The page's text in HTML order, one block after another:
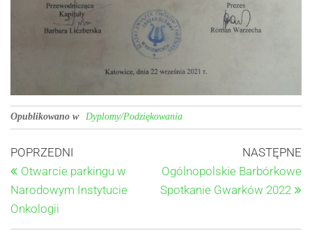
Opublikowano w Dyplomy/Podziękowania
POPRZEDNI
Otwarcie parkingu w
Narodowym Instytucie
Onkologii
NASTĘPNE
Ogólnopolskie Barbórkowe
Spotkanie Gwarków 2022